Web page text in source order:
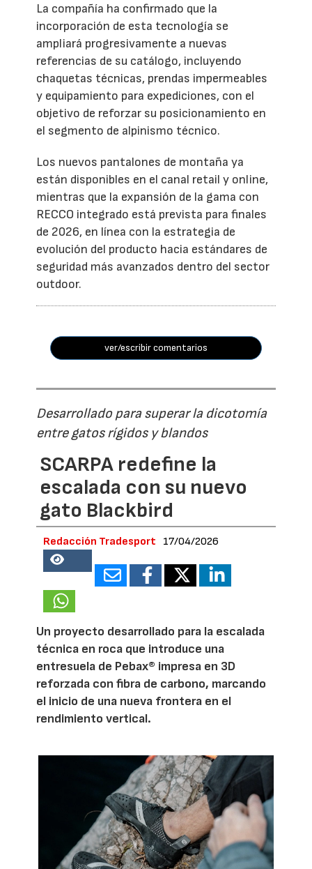
La compañía ha confirmado que la
incorporación de esta tecnología se
ampliará progresivamente a nuevas
referencias de su catálogo, incluyendo
chaquetas técnicas, prendas impermeables
y equipamiento para expediciones, con el
objetivo de reforzar su posicionamiento en
el segmento de alpinismo técnico.
Los nuevos pantalones de montaña ya
están disponibles en el canal retail y online,
mientras que la expansión de la gama con
RECCO integrado está prevista para finales
de 2026, en línea con la estrategia de
evolución del producto hacia estándares de
seguridad más avanzados dentro del sector
outdoor.
ver/escribir comentarios
Desarrollado para superar la dicotomía
entre gatos rígidos y blandos
SCARPA redefine la
escalada con su nuevo
gato Blackbird
Redacción Tradesport 17/04/2026
18496
Un proyecto desarrollado para la escalada
técnica en roca que introduce una
entresuela de Pebax® impresa en 3D
reforzada con fibra de carbono, marcando
el inicio de una nueva frontera en el
rendimiento vertical.